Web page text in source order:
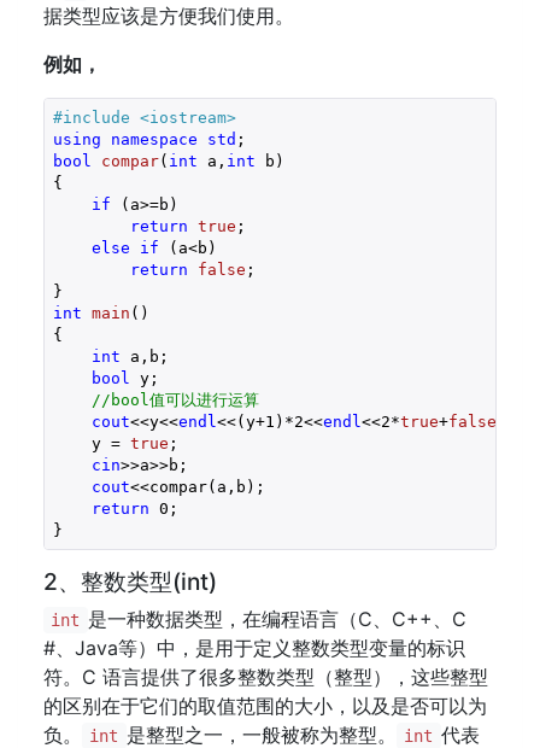
据类型应该是方便我们使用。
例如，
#include <iostream>
using
namespace std
bool
compar( int a, int b)
{
if (a>=b)
return true ;
else
if (a<b)
return
false ;
int main ()
{
int a,b;
bool
y;
//bool值可以进行运算
cout<<y<<endl <<(y+1 )*2<<endl <<2*true+false
    y =
true ;
cin>>a>>b;
cout<<compar(a,b);
return 0 ;
}
2、整数类型(int)
int 是一种数据类型，在编程语言（C、C++、C
#、Java等）中，是用于定义整数类型变量的标识
符。C 语言提供了很多整数类型（整型），这些整型
的区别在于它们的取值范围的大小，以及是否可以为
负。
int 是整型之一，一般被称为整型。 int 代表